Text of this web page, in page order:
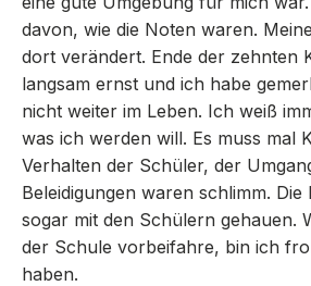
davon, wie die Noten waren.
dort verändert. Ende der zehnten
langsam ernst und ich habe
nicht weiter im Leben. Ich weiß
was ich werden will. Es muss mal
Verhalten der Schüler, der
Beleidigungen waren schlimm.
sogar mit den Schülern gehauen.
der Schule vorbeifahre, bin ich
haben.